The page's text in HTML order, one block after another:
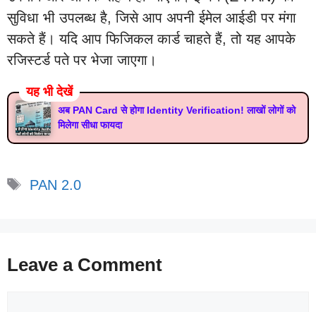
सुविधा भी उपलब्ध है, जिसे आप अपनी ईमेल आईडी पर मंगा
सकते हैं। यदि आप फिजिकल कार्ड चाहते हैं, तो यह आपके
रजिस्टर्ड पते पर भेजा जाएगा।
यह भी देखें
अब PAN Card से होगा Identity Verification! लाखों लोगों को
मिलेगा सीधा फायदा
Tags
PAN 2.0
Leave a Comment